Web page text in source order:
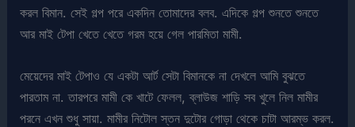
করল বিমান. সেই গল্প পরে একদিন তোমাদের বলব. এদিকে গল্প শুনতে শুনতে
আর মাই টেপা খেতে খেতে গরম হয়ে গেল পারমিতা মামী.
মেয়েদের মাই টেপাও যে একটা আর্ট সেটা বিমানকে না দেখলে আমি বুঝতে
পারতাম না. তারপরে মামী কে খাটে ফেলল, ব্লাউজ শাড়ি সব খুলে নিল মামীর
পরনে এখন শুধু সায়া. মামীর নিটোল স্তন দুটোর গোড়া থেকে চাটা আরম্ভ করল.